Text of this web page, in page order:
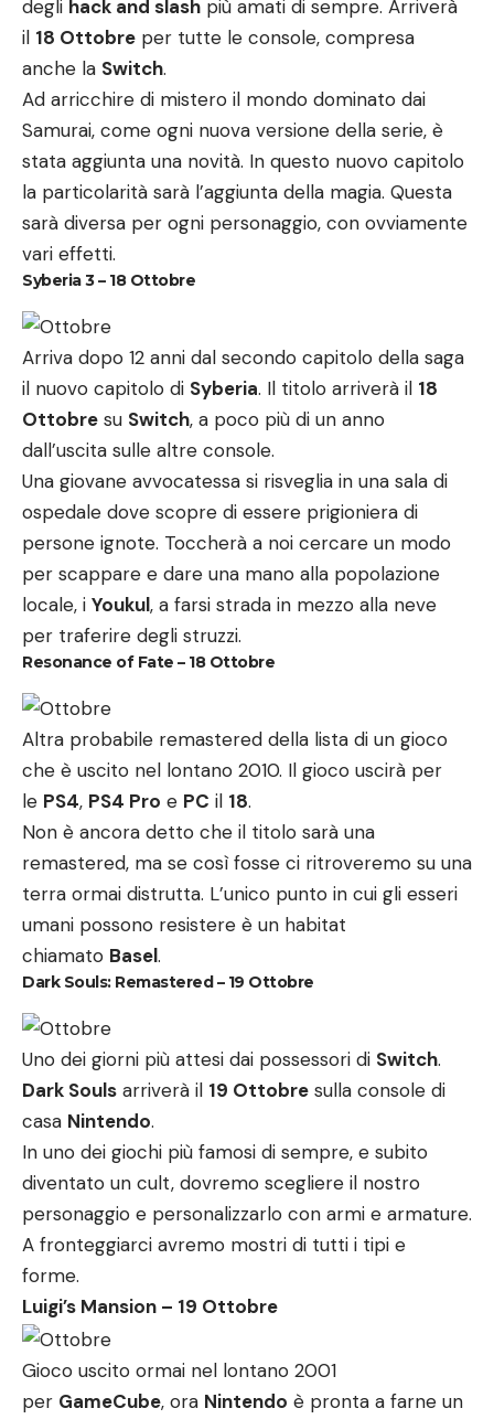
degli hack and slash più amati di sempre. Arriverà
il 18 Ottobre per tutte le console, compresa
anche la Switch.
Ad arricchire di mistero il mondo dominato dai
Samurai, come ogni nuova versione della serie, è
stata aggiunta una novità. In questo nuovo capitolo
la particolarità sarà l’aggiunta della magia. Questa
sarà diversa per ogni personaggio, con ovviamente
vari effetti.
Syberia 3 – 18 Ottobre
Arriva dopo 12 anni dal secondo capitolo della saga
il nuovo capitolo di Syberia. Il titolo arriverà il 18
Ottobre su Switch, a poco più di un anno
dall’uscita sulle altre console.
Una giovane avvocatessa si risveglia in una sala di
ospedale dove scopre di essere prigioniera di
persone ignote. Toccherà a noi cercare un modo
per scappare e dare una mano alla popolazione
locale, i Youkul, a farsi strada in mezzo alla neve
per traferire degli struzzi.
Resonance of Fate – 18 Ottobre
Altra probabile remastered della lista di un gioco
che è uscito nel lontano 2010. Il gioco uscirà per
le PS4, PS4 Pro e PC il 18.
Non è ancora detto che il titolo sarà una
remastered, ma se così fosse ci ritroveremo su una
terra ormai distrutta. L’unico punto in cui gli esseri
umani possono resistere è un habitat
chiamato Basel.
Dark Souls: Remastered – 19 Ottobre
Uno dei giorni più attesi dai possessori di Switch.
Dark Souls arriverà il 19 Ottobre sulla console di
casa Nintendo.
In uno dei giochi più famosi di sempre, e subito
diventato un cult, dovremo scegliere il nostro
personaggio e personalizzarlo con armi e armature.
A fronteggiarci avremo mostri di tutti i tipi e
forme.
Luigi’s Mansion – 19 Ottobre
Gioco uscito ormai nel lontano 2001
per GameCube, ora Nintendo è pronta a farne un